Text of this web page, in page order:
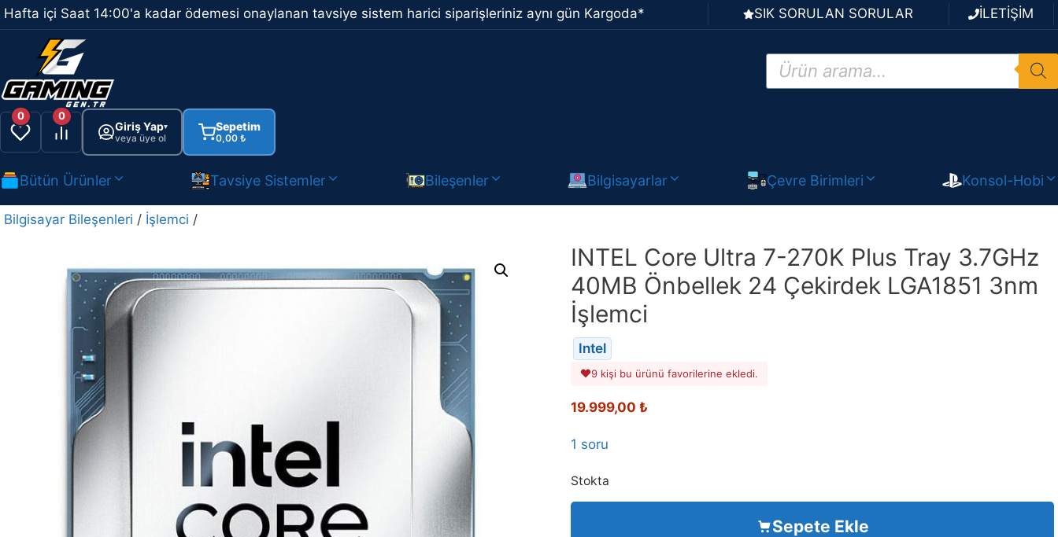
İçeriğe
atla
Hafta içi Saat 14:00'a kadar ödemesi onaylanan tavsiye sistem harici siparişleriniz aynı gün Kargoda* SIK SORULAN SORULAR İLETİŞİM
Products
search
0 0
Giriş Yap▾
veya üye ol
Sepetim
0,00 ₺
Bütün Ürünler Tavsiye Sistemler Bileşenler Bilgisayarlar Çevre Birimleri Konsol-Hobi
Bilgisayar Bileşenleri / İşlemci /
INTEL Core Ultra 7-270K Plus Tray 3.7GHz
40MB Önbellek 24 Çekirdek LGA1851 3nm
İşlemci
Intel
9 kişi bu ürünü favorilerine ekledi.
19.999,00 ₺
1 soru
Stokta
Sepete Ekle